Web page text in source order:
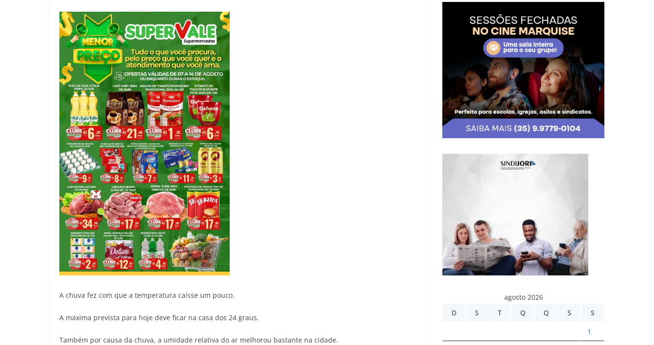
A chuva fez com que a temperatura caísse um pouco.
A máxima prevista para hoje deve ficar na casa dos 24 graus.
Também por causa da chuva, a umidade relativa do ar melhorou bastante na cidade.
agosto 2026
D
S T Q Q S S
1